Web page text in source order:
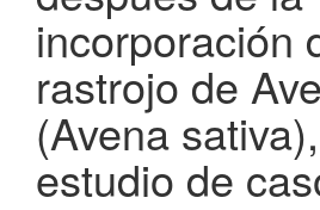
incorporación
rastrojo de
(Avena
estudio de